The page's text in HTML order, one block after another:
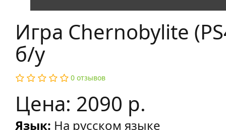
Игра Chernobylite
б/у
0 отзывов
Цена: 2090 р.
Язык: На русском языке